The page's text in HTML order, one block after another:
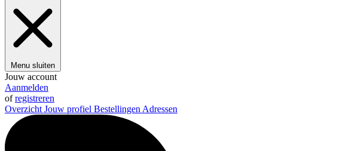
Menu sluiten
Jouw account
Aanmelden
ofregistreren
Overzicht Jouw profiel Bestellingen Adressen